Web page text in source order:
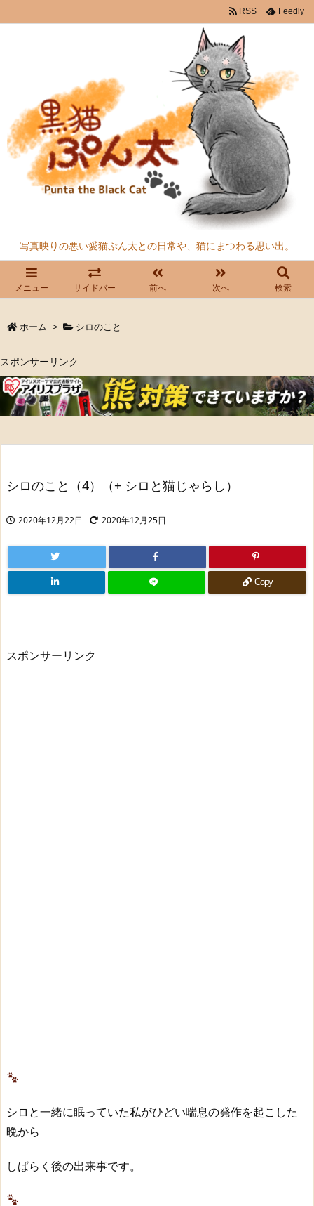
写真映りの悪い愛猫ぷん太との日常や、猫にまつわる思い出。
メニュー サイドバー 前へ 次へ 検索
RSS Feedly
ホーム > シロのこと
スポンサーリンク
シロのこと（4）（+ シロと猫じゃらし）
2020年12月22日 2020年12月25日
Copy
スポンサーリンク
シロと一緒に眠っていた私がひどい喘息の発作を起こした
晩から
しばらく後の出来事です。